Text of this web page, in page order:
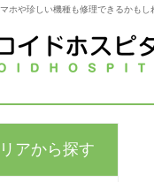
ホや珍しい機種も修理できるかも
アから探す